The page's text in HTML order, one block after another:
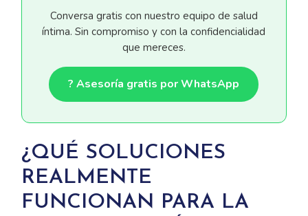
Conversa gratis con nuestro equipo de salud
íntima. Sin compromiso y con la confidencialidad
que mereces.
? Asesoría gratis por WhatsApp
¿QUÉ SOLUCIONES
REALMENTE
FUNCIONAN PARA LA